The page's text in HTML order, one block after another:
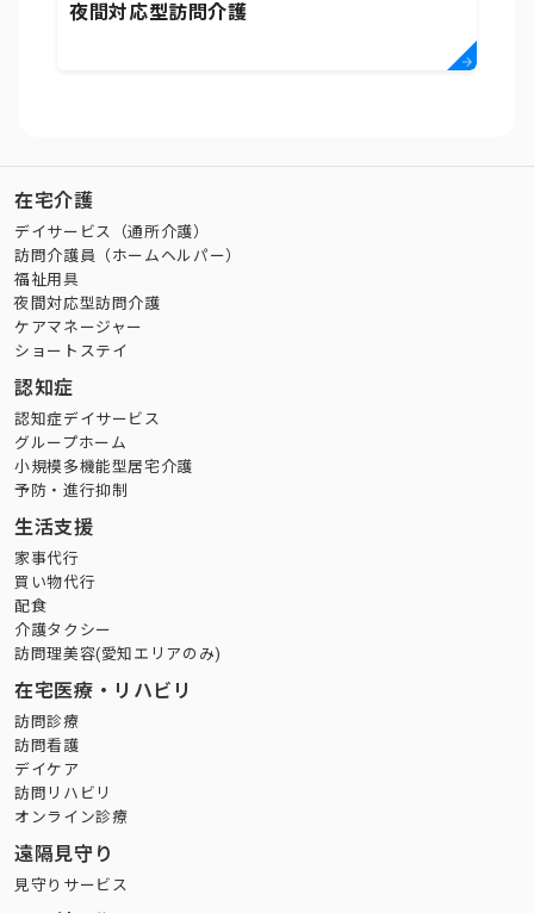
夜間対応型訪問介護
在宅介護
デイサービス（通所介護）
訪問介護員（ホームヘルパー）
福祉用具
夜間対応型訪問介護
ケアマネージャー
ショートステイ
認知症
認知症デイサービス
グループホーム
小規模多機能型居宅介護
予防・進行抑制
生活支援
家事代行
買い物代行
配食
介護タクシー
訪問理美容(愛知エリアのみ)
在宅医療・リハビリ
訪問診療
訪問看護
デイケア
訪問リハビリ
オンライン診療
遠隔見守り
見守りサービス